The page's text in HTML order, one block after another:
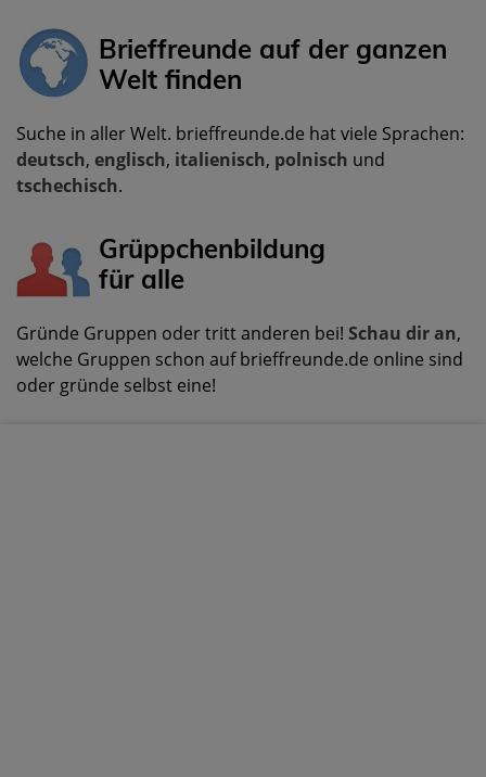
Brieffreunde auf der ganzen
Welt finden
Suche in aller Welt. brieffreunde.de hat viele Sprachen:
deutsch, englisch, italienisch, polnisch und
tschechisch.
Grüppchenbildung
für alle
Gründe Gruppen oder tritt anderen bei! Schau dir an,
welche Gruppen schon auf brieffreunde.de online sind
oder gründe selbst eine!